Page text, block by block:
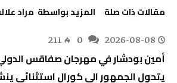
‫مقالات ذات صلة‬ ‫‫المزيد بواسطة‬ ‬ مراد
2026-08-08
211
يتحول الجمهور الى كورال استثنائي